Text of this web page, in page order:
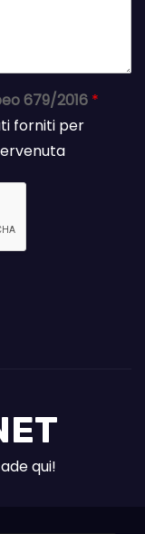
679/2016 *
forniti per
qui!